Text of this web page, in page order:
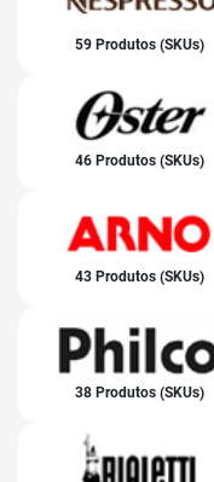
59 Produtos (SKUs)
46 Produtos (SKUs)
43 Produtos (SKUs)
38 Produtos (SKUs)